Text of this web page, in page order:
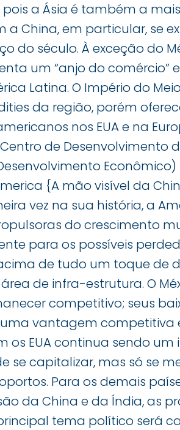
a Ásia é também a
China, em particular, se
do século. À exceção do
um “anjo do comércio”
Latina. O Império do
da região, porém
nos EUA e na
de Desenvolvimento
Econômico)
{A mão visível da
vez na sua história, a
do crescimento
para os possíveis
de tudo um toque de
de infra-estrutura. O
competitivo; seus
vantagem competitiva
os EUA continua sendo
se capitalizar, mas só se
Para os demais
da China e da Índia, as
tema político será